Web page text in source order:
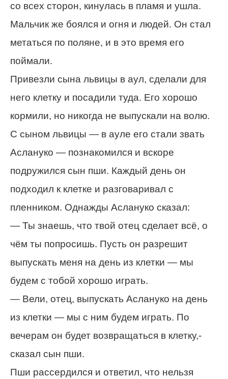
со всех сторон, кинулась в пламя и ушла.
Мальчик же боялся и огня и людей. Он стал
метаться по поляне, и в это время его
поймали.
Привезли сына львицы в аул, сделали для
него клетку и посадили туда. Его хорошо
кормили, но никогда не выпускали на волю.
С сыном львицы — в ауле его стали звать
Аслануко — познакомился и вскоре
подружился сын пши. Каждый день он
подходил к клетке и разговаривал с
пленником. Однажды Аслануко сказал:
— Ты знаешь, что твой отец сделает всё, о
чём ты попросишь. Пусть он разрешит
выпускать меня на день из клетки — мы
будем с тобой хорошо играть.
— Вели, отец, выпускать Аслануко на день
из клетки — мы с ним будем играть. По
вечерам он будет возвращаться в клетку,-
сказал сын пши.
Пши рассердился и ответил, что нельзя